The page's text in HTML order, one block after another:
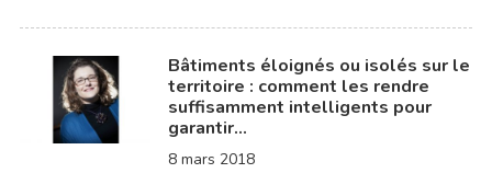
Bâtiments éloignés ou isolés sur le
territoire : comment les rendre
suffisamment intelligents pour
garantir…
8 mars 2018